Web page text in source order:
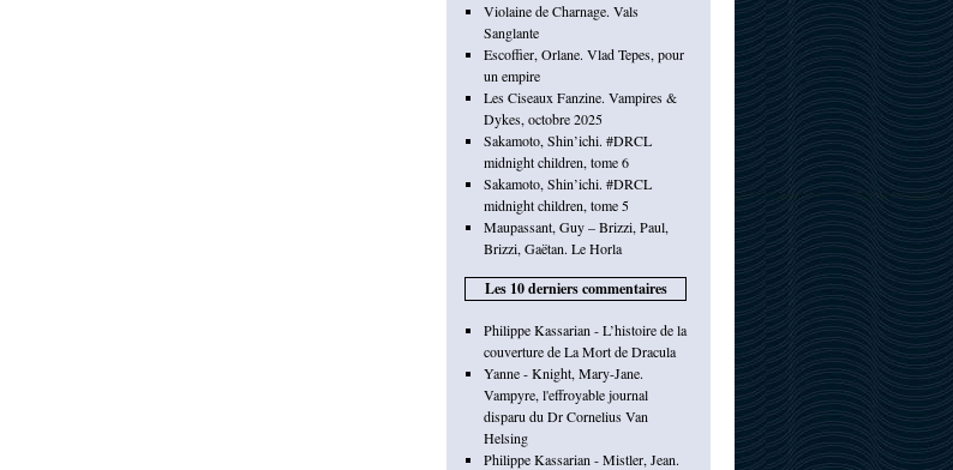
Violaine de Charnage. Vals
Sanglante
Escoffier, Orlane. Vlad Tepes, pour
un empire
Les Ciseaux Fanzine. Vampires &
Dykes, octobre 2025
Sakamoto, Shin’ichi. #DRCL
midnight children, tome 6
Sakamoto, Shin’ichi. #DRCL
midnight children, tome 5
Maupassant, Guy – Brizzi, Paul,
Brizzi, Gaëtan. Le Horla
Les 10 derniers commentaires
Philippe Kassarian - L’histoire de la
couverture de La Mort de Dracula
Yanne - Knight, Mary-Jane.
Vampyre, l'effroyable journal
disparu du Dr Cornelius Van
Helsing
Philippe Kassarian - Mistler, Jean.